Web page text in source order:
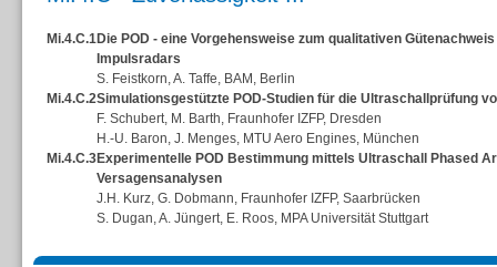
Mi.4.C.1Die POD - eine Vorgehensweise zum qualitativen
Impulsradars
S. Feistkorn, A. Taffe, BAM, Berlin
Mi.4.C.2Simulationsgestützte POD-Studien für die Ultraschallprüfung
F. Schubert, M. Barth, Fraunhofer IZFP, Dresden
H.-U. Baron, J. Menges, MTU Aero Engines, München
Mi.4.C.3Experimentelle POD Bestimmung mittels Ultraschall Phased
Versagensanalysen
J.H. Kurz, G. Dobmann, Fraunhofer IZFP, Saarbrücken
S. Dugan, A. Jüngert, E. Roos, MPA Universität Stuttgart